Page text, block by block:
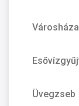
Üvegzseb